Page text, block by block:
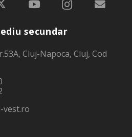
secundar
Cluj-Napoca, Cluj, Cod
vest.ro